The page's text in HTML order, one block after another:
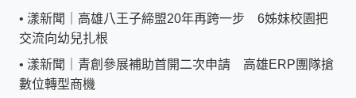
• 漾新聞｜高雄八王子締盟20年再跨一步 6姊妹校園把
交流向幼兒扎根
• 漾新聞｜青創參展補助首開二次申請 高雄ERP團隊搶
數位轉型商機